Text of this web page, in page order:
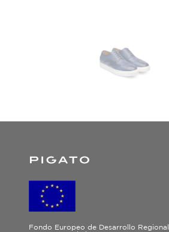
Fondo Europeo de Desarrollo Regional